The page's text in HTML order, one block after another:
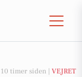
10 timer siden | VEJRET